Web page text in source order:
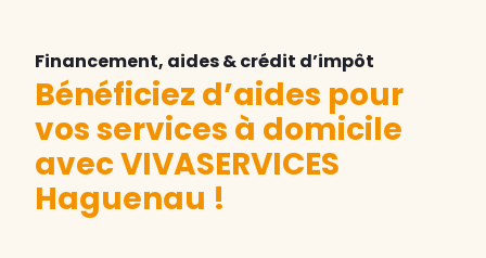
Financement, aides & crédit d’impôt
Bénéficiez d’aides pour
vos services à domicile
avec VIVASERVICES
Haguenau !